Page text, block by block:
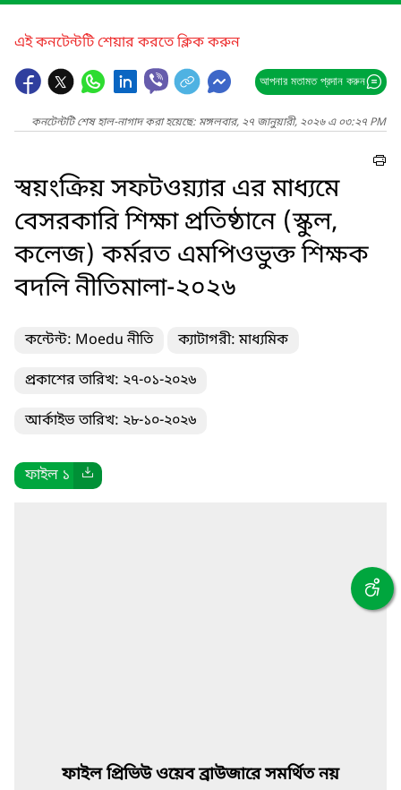
এই কনটেন্টটি শেয়ার করতে ক্লিক করুন
আপনার মতামত প্রদান করুন
কনটেন্টটি শেষ হাল-নাগাদ করা হয়েছে: মঙ্গলবার, ২৭ জানুয়ারী, ২০২৬ এ ০৩:২৭ PM
স্বয়ংক্রিয় সফটওয়্যার এর মাধ্যমে
বেসরকারি শিক্ষা প্রতিষ্ঠানে (স্কুল,
কলেজ) কর্মরত এমপিওভুক্ত শিক্ষক
বদলি নীতিমালা-২০২৬
কন্টেন্ট: Moedu নীতি ক্যাটাগরী: মাধ্যমিক
প্রকাশের তারিখ: ২৭-০১-২০২৬
আর্কাইভ তারিখ: ২৮-১০-২০২৬
ফাইল ১
ফাইল প্রিভিউ ওয়েব ব্রাউজারে সমর্থিত নয়